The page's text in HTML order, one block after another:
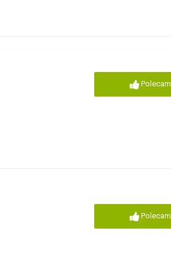
Polecam
Polecam